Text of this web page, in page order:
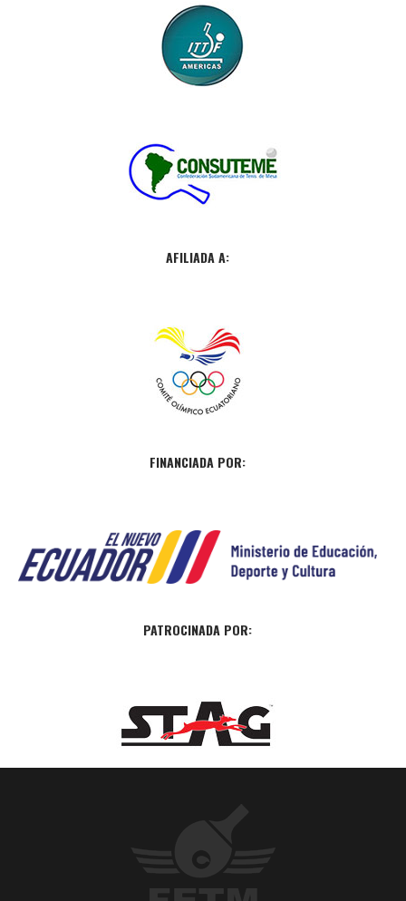
AFILIADA A:
FINANCIADA POR:
PATROCINADA POR: